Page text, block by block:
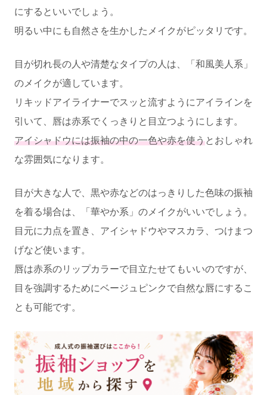
にするといいでしょう。
明るい中にも自然さを生かしたメイクがピッタリです。
目が切れ長の人や清楚なタイプの人は、「和風美人系」
のメイクが適しています。
リキッドアイライナーでスッと流すようにアイラインを
引いて、唇は赤系でくっきりと目立つようにします。
アイシャドウには振袖の中の一色や赤を使うとおしゃれ
な雰囲気になります。
目が大きな人で、黒や赤などのはっきりした色味の振袖
を着る場合は、「華やか系」のメイクがいいでしょう。
目元に力点を置き、アイシャドウやマスカラ、つけまつ
げなど使います。
唇は赤系のリップカラーで目立たせてもいいのですが、
目を強調するためにベージュピンクで自然な唇にするこ
とも可能です。